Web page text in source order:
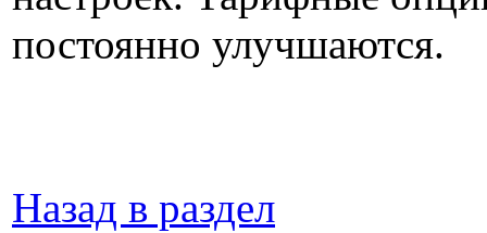
постоянно улучшаются.
Назад в раздел